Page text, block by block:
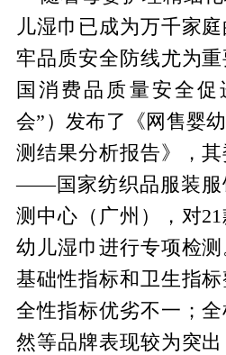
儿湿巾已成为万千家
牢品质安全防线尤为
国消费品质量安全
会”）发布了《网售婴
测结果分析报告》，
——国家纺织品服装服
测中心（广州），对
幼儿湿巾进行专项检
基础性指标和卫生指
全性指标优劣不一；
然等品牌表现较为突